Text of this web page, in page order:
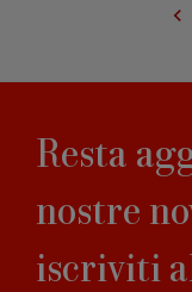
Resta
nostre
iscriviti